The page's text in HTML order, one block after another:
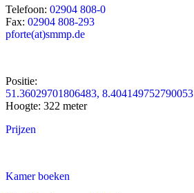
Telefoon: 02904 808-0
Fax: 02904 808-293
pforte(at)smmp.de
Positie:
51.36029701806483, 8.404149752790053
Hoogte: 322 meter
Prijzen
Kamer boeken